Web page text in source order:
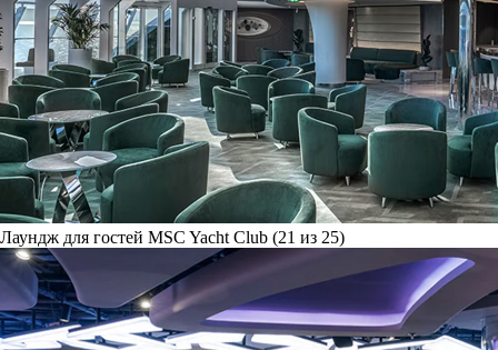
Лаундж для гостей MSC Yacht Club (21 из 25)